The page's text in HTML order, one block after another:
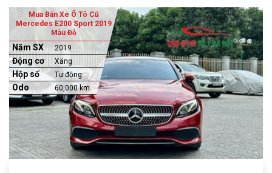
Mua Bán Xe Ô Tô Cũ
Mercedes E200 Sport 2019
Màu Đỏ
Năm SX 2019
Động cơ Xăng
Hộp số Tự động
Odo 60,000 km